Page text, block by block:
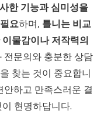
한 기능과 심미성을
요하며, 틀니는 비교
물감이나 저작력의
전문의와 충분한 상담
찾는 것이 중요합니
하고 만족스러운 결
현명하답니다.